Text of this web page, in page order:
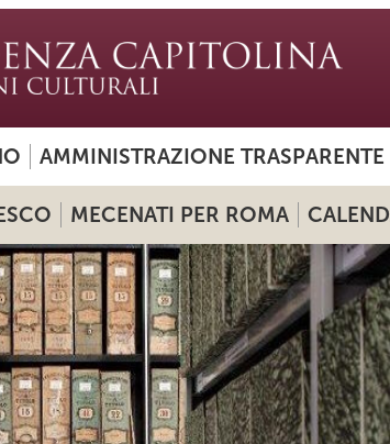
AMMINISTRAZIONE TRASPARENTE
MECENATI PER ROMA